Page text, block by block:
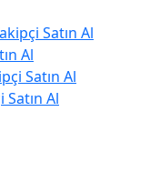
Satın Al
Al
Satın Al
Al